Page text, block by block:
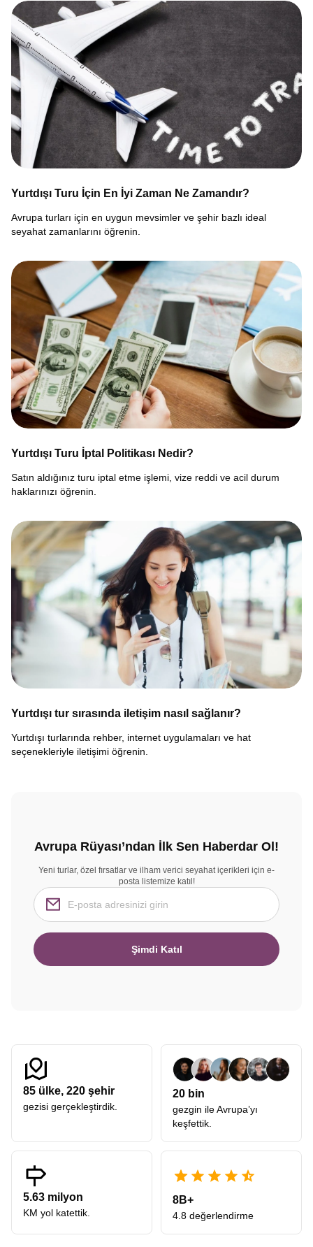
Yurtdışı Turu İçin En İyi Zaman Ne Zamandır?
Avrupa turları için en uygun mevsimler ve şehir bazlı ideal
seyahat zamanlarını öğrenin.
Yurtdışı Turu İptal Politikası Nedir?
Satın aldığınız turu iptal etme işlemi, vize reddi ve acil durum
haklarınızı öğrenin.
Yurtdışı tur sırasında iletişim nasıl sağlanır?
Yurtdışı turlarında rehber, internet uygulamaları ve hat
seçenekleriyle iletişimi öğrenin.
Avrupa Rüyası’ndan İlk Sen Haberdar Ol!
Yeni turlar, özel fırsatlar ve ilham verici seyahat içerikleri için e-
posta listemize katıl!
Şimdi Katıl
85 ülke, 220 şehir
gezisi gerçekleştirdik.
20 bin
gezgin ile Avrupa’yı
keşfettik.
5.63 milyon
KM yol katettik.
8B+
4.8 değerlendirme